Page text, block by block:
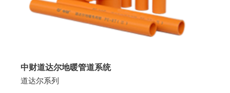
中财道达尔地暖管道系统
道达尔系列